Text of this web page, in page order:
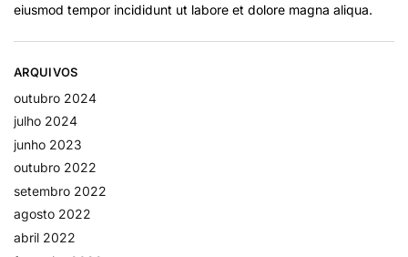
eiusmod tempor incididunt ut labore et dolore magna aliqua.
ARQUIVOS
outubro 2024
julho 2024
junho 2023
outubro 2022
setembro 2022
agosto 2022
abril 2022